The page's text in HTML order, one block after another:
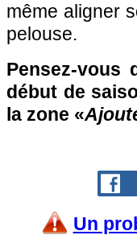
même aligner
pelouse.
Pensez-vous
début de
la zone «
Un